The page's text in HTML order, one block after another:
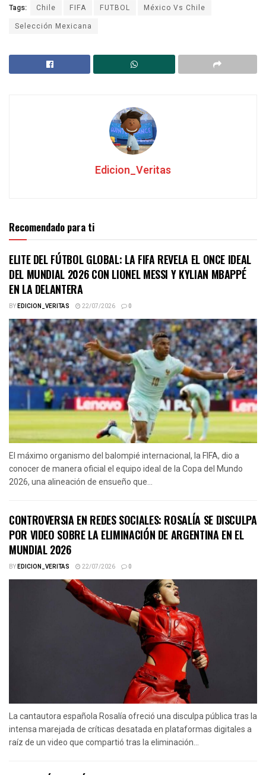
Tags: Chile FIFA FUTBOL
México Vs Chile
Selección Mexicana
Edicion_Veritas
Recomendado para ti
ELITE DEL FÚTBOL GLOBAL: LA FIFA REVELA EL ONCE IDEAL
DEL MUNDIAL 2026 CON LIONEL MESSI Y KYLIAN MBAPPÉ
EN LA DELANTERA
BYEDICION_VERITAS 22/07/2026 0
El máximo organismo del balompié internacional, la FIFA, dio a
conocer de manera oficial el equipo ideal de la Copa del Mundo
2026, una alineación de ensueño que...
CONTROVERSIA EN REDES SOCIALES: ROSALÍA SE DISCULPA
POR VIDEO SOBRE LA ELIMINACIÓN DE ARGENTINA EN EL
MUNDIAL 2026
BYEDICION_VERITAS 22/07/2026 0
La cantautora española Rosalía ofreció una disculpa pública tras la
intensa marejada de críticas desatada en plataformas digitales a
raíz de un video que compartió tras la eliminación...